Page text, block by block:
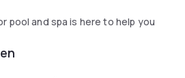
pool and spa is here to help you